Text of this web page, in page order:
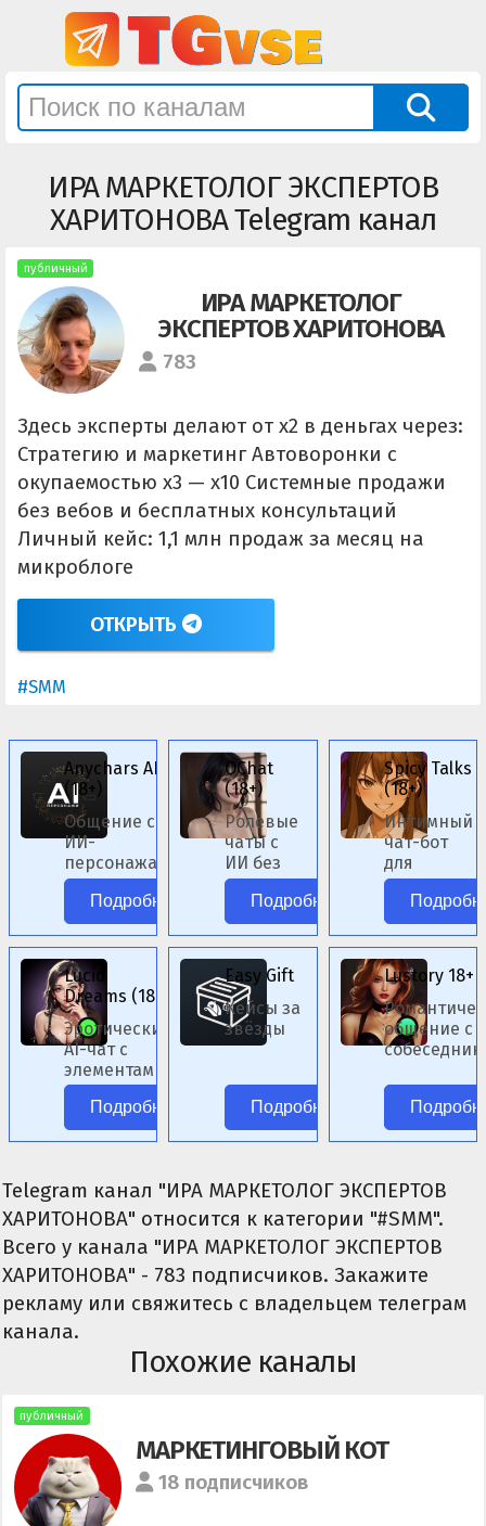
ИРА МАРКЕТОЛОГ ЭКСПЕРТОВ
ХАРИТОНОВА Telegram канал
публичный
ИРА МАРКЕТОЛОГ
ЭКСПЕРТОВ ХАРИТОНОВА
783
Здесь эксперты делают от х2 в деньгах через:
Стратегию и маркетинг Автоворонки с
окупаемостью х3 — х10 Системные продажи
без вебов и бесплатных консультаций
Личный кейс: 1,1 млн продаж за месяц на
микроблоге
ОТКРЫТЬ
#SMM
Anychars AI
(18+)
Общение с
ИИ-
персонажами
аниме без
цензуры.
Подробнее
OChat
(18+)
Ролевые
чаты с
ИИ без
цензуры.
Подробнее
Spicy Talks
(18+)
Интимный
чат-бот
для
ролевых
сценариев.
Lucid
Dreams (18+)
Эротический
AI-чат с
элементами
фэнтези.
Подробнее
Easy Gift
Кейсы за
звёзды
Подробнее
Lustory 18+
общение с
Telegram канал "ИРА МАРКЕТОЛОГ ЭКСПЕРТОВ
ХАРИТОНОВА" относится к категории "#SMM".
Всего у канала "ИРА МАРКЕТОЛОГ ЭКСПЕРТОВ
ХАРИТОНОВА" - 783 подписчиков. Закажите
рекламу или свяжитесь с владельцем телеграм
канала.
Похожие каналы
публичный
МАРКЕТИНГОВЫЙ КОТ
18 подписчиков